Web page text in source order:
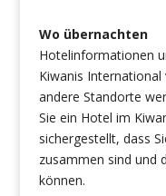
Wo übernachten
Hotelinformationen
Kiwanis
andere Standorte
Sie ein Hotel im
sichergestellt, dass
zusammen sind und
können.